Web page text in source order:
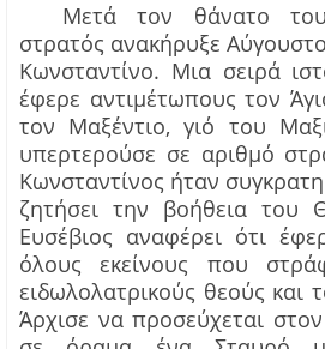
Μετά τον θάνατο
στρατός ανακήρυξε
Κωνσταντίνο. Μια σειρά
έφερε αντιμέτωπους τον
τον Μαξέντιο, γιό του
υπερτερούσε σε αριθμό
Κωνσταντίνος ήταν
ζητήσει την βοήθεια του
Ευσέβιος αναφέρει ότι
όλους εκείνους που
ειδωλολατρικούς θεούς και
Άρχισε να προσεύχεται